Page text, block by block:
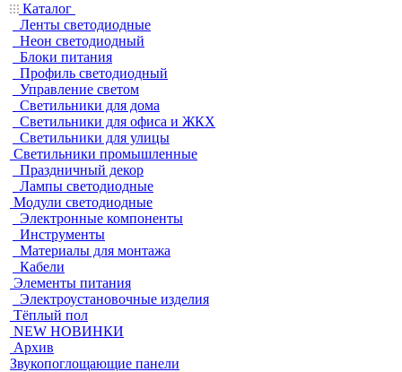
Каталог
Ленты светодиодные
Неон светодиодный
Блоки питания
Профиль светодиодный
Управление светом
Светильники для дома
Светильники для офиса и ЖКХ
Светильники для улицы
Светильники промышленные
Праздничный декор
Лампы светодиодные
Модули светодиодные
Электронные компоненты
Инструменты
Материалы для монтажа
Кабели
Элементы питания
Электроустановочные изделия
Тёплый пол
NEW НОВИНКИ
Архив
Звукопоглощающие панели